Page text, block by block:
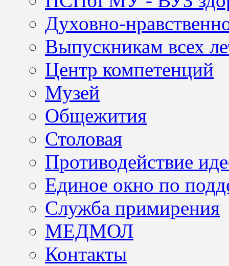
Духовно-
Выпускникам всех
Центр компетенций
Музей
Общежития
Столовая
Противодействие
Единое окно по
Служба примирения
МЕДМОЛ
Контакты